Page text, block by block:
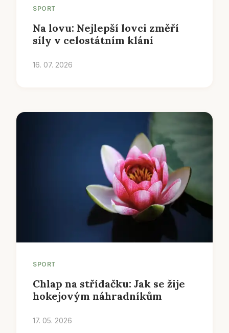
SPORT
Na lovu: Nejlepší lovci změří
síly v celostátním klání
16. 07. 2026
SPORT
Chlap na střídačku: Jak se žije
hokejovým náhradníkům
17. 05. 2026